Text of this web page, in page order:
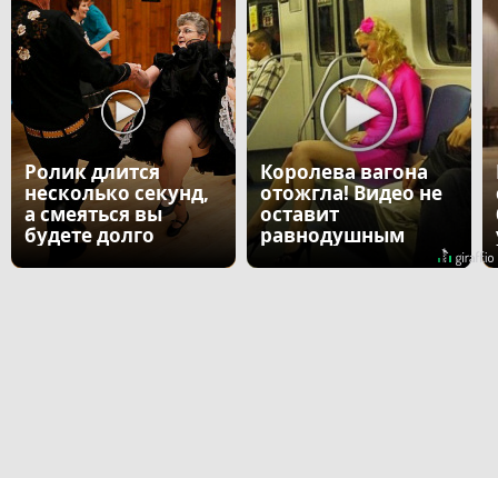
Ролик длится
несколько секунд,
а смеяться вы
будете долго
Королева вагона
отожгла! Видео не
оставит
равнодушным